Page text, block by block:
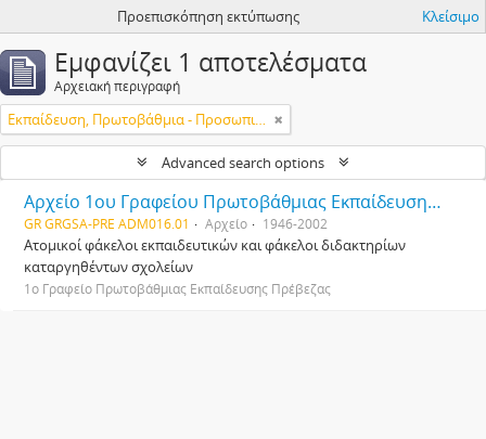
Προεπισκόπηση εκτύπωσης Κλείσιμο
Εμφανίζει 1 αποτελέσματα
Αρχειακή περιγραφή
Εκπαίδευση, Πρωτοβάθμια - Προσωπικό
Advanced search options
Αρχείο 1ου Γραφείου Πρωτοβάθμιας Εκπαίδευσης Πρέβεζας
GR GRGSA-PRE ADM016.01 Αρχείο 1946-2002
Ατομικοί φάκελοι εκπαιδευτικών και φάκελοι διδακτηρίων
καταργηθέντων σχολείων
1ο Γραφείο Πρωτοβάθμιας Εκπαίδευσης Πρέβεζας